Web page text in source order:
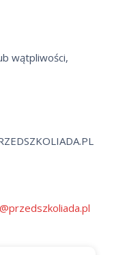
wątpliwości,